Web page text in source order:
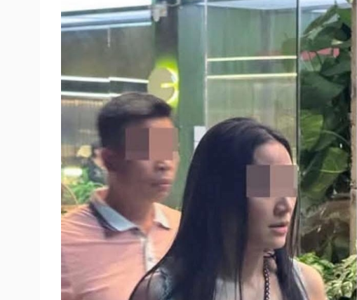
Làm đẹp - giảm cân
Phòng mạch online
Ăn sạch sống khỏe